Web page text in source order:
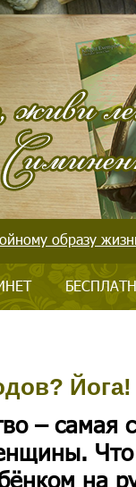
образу
Йога!
– самая
Что
на